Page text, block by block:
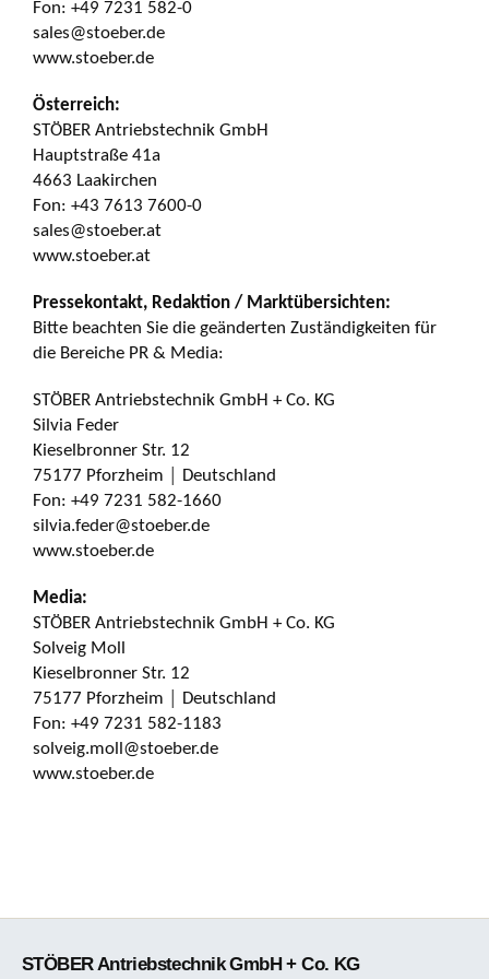
Fon: +49 7231 582-0
sales@stoeber.de
www.stoeber.de
Österreich:
STÖBER Antriebstechnik GmbH
Hauptstraße 41a
4663 Laakirchen
Fon: +43 7613 7600-0
sales@stoeber.at
www.stoeber.at
Pressekontakt, Redaktion / Marktübersichten:
Bitte beachten Sie die geänderten Zuständigkeiten für
die Bereiche PR & Media:
STÖBER Antriebstechnik GmbH + Co. KG
Silvia Feder
Kieselbronner Str. 12
75177 Pforzheim │ Deutschland
Fon: +49 7231 582-1660
silvia.feder@stoeber.de
www.stoeber.de
Media:
STÖBER Antriebstechnik GmbH + Co. KG
Solveig Moll
Kieselbronner Str. 12
75177 Pforzheim │ Deutschland
Fon: +49 7231 582-1183
solveig.moll@stoeber.de
www.stoeber.de
STÖBER Antriebstechnik GmbH + Co. KG